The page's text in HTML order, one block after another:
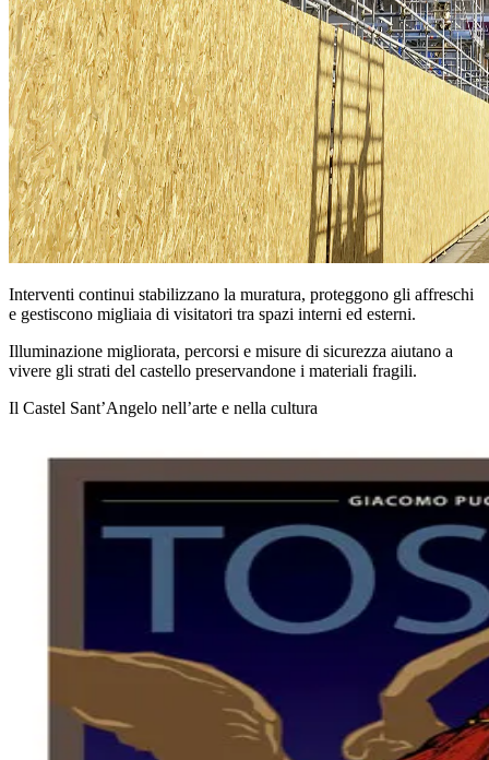
Interventi continui stabilizzano la muratura, proteggono gli affreschi
e gestiscono migliaia di visitatori tra spazi interni ed esterni.
Illuminazione migliorata, percorsi e misure di sicurezza aiutano a
vivere gli strati del castello preservandone i materiali fragili.
Il Castel Sant’Angelo nell’arte e nella cultura